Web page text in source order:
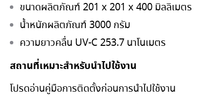
ขนาดผลิตภัณฑ์ 201 x 201 x 400 มิลลิเมตร
น้ําหนักผลิตภัณฑ์ 3000 กรัม
ความยาวคลื่น UV-C 253.7 นาโนเมตร
สถานที่เหมาะสำหรับนำไปใช้งาน
โปรดอ่านคู่มือการติดตั้งก่อนการนำไปใช้งาน